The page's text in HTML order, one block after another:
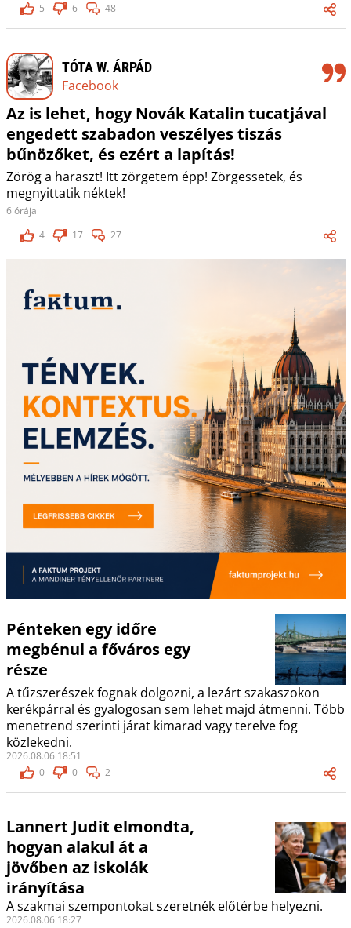
5 6 48
TÓTA W. ÁRPÁD
Facebook
Az is lehet, hogy Novák Katalin tucatjával
engedett szabadon veszélyes tiszás
bűnözőket, és ezért a lapítás!
Zörög a haraszt! Itt zörgetem épp! Zörgessetek, és
megnyittatik néktek!
6 órája
4
17 27
Pénteken egy időre
megbénul a főváros egy
része
A tűzszerészek fognak dolgozni, a lezárt szakaszokon
kerékpárral és gyalogosan sem lehet majd átmenni. Több
menetrend szerinti járat kimarad vagy terelve fog
közlekedni.
2026.08.06 18:51
0
0 2
Lannert Judit elmondta,
hogyan alakul át a
jövőben az iskolák
irányítása
A szakmai szempontokat szeretnék előtérbe helyezni.
2026.08.06 18:27